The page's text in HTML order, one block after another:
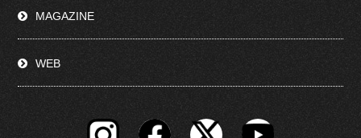
MAGAZINE
WEB